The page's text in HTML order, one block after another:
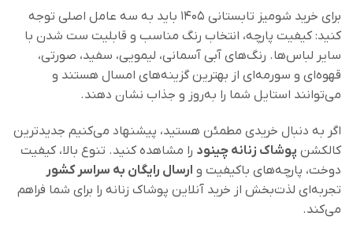
برای خرید شومیز تابستانی ۱۴۰۵ باید به سه عامل اصلی توجه
کنید: کیفیت پارچه، انتخاب رنگ مناسب و قابلیت ست شدن با
سایر لباس‌ها. رنگ‌های آبی آسمانی، لیمویی، سفید، صورتی،
قهوه‌ای و سورمه‌ای از بهترین گزینه‌های امسال هستند و
می‌توانند استایل شما را به‌روز و جذاب نشان دهند.
اگر به دنبال خریدی مطمئن هستید، پیشنهاد می‌کنیم جدیدترین
کالکشن پوشاک زنانه چینود را مشاهده کنید. تنوع بالا، کیفیت
دوخت، پارچه‌های باکیفیت و ارسال رایگان به سراسر کشور
تجربه‌ای لذت‌بخش از خرید آنلاین پوشاک زنانه را برای شما فراهم
می‌کند.